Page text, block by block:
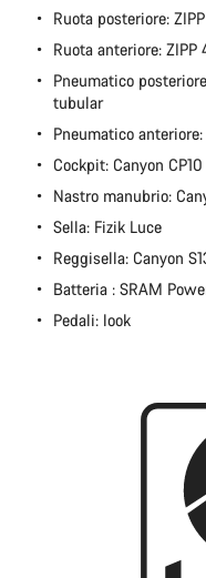
Ruota posteriore:
Ruota anteriore: ZIPP
Pneumatico
tubular
Pneumatico
Cockpit: Canyon
Nastro manubrio:
Sella: Fizik Luce
Reggisella: Canyon
Batteria : SRAM
Pedali: look